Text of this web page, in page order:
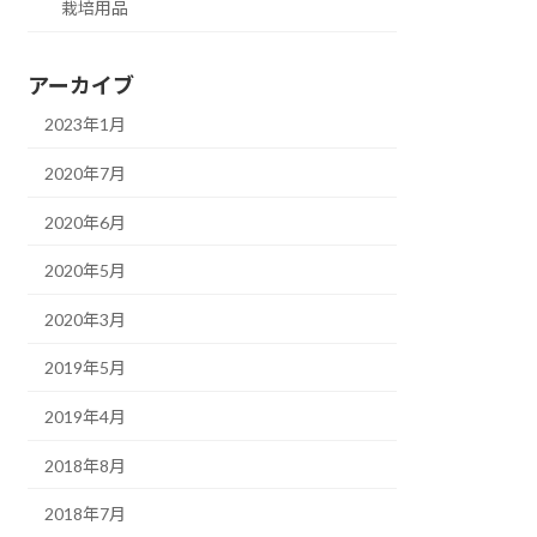
栽培用品
アーカイブ
2023年1月
2020年7月
2020年6月
2020年5月
2020年3月
2019年5月
2019年4月
2018年8月
2018年7月